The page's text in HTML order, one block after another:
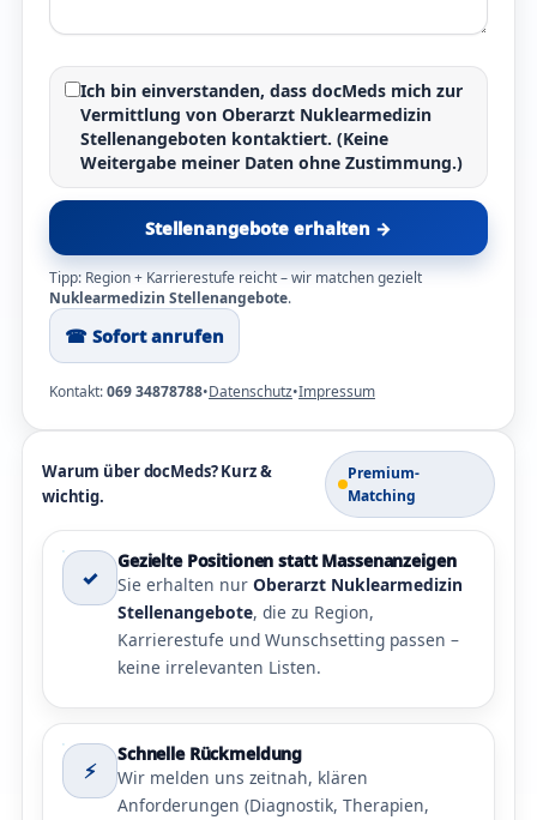
Ich bin einverstanden, dass docMeds mich zur
Vermittlung von Oberarzt Nuklearmedizin
Stellenangeboten kontaktiert. (Keine
Weitergabe meiner Daten ohne Zustimmung.)
Stellenangebote erhalten →
Tipp: Region + Karrierestufe reicht – wir matchen gezielt
Nuklearmedizin Stellenangebote.
☎︎ Sofort anrufen
Kontakt:069 34878788•Datenschutz•Impressum
Warum über docMeds? Kurz &
wichtig.
Premium-
Matching
✓
Gezielte Positionen statt Massenanzeigen
Sie erhalten nur Oberarzt Nuklearmedizin
Stellenangebote, die zu Region,
Karrierestufe und Wunschsetting passen –
keine irrelevanten Listen.
⚡
Schnelle Rückmeldung
Wir melden uns zeitnah, klären
Anforderungen (Diagnostik, Therapien,